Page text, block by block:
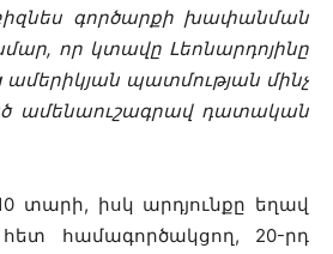
գործարքի խափանման
որ կտավը Լեոնարդոյինը
ամերիկյան պատմության մինչ
ամենաուշագրավ դատական
տարի, իսկ արդյունքը եղավ
հետ համագործակցող, 20-րդ